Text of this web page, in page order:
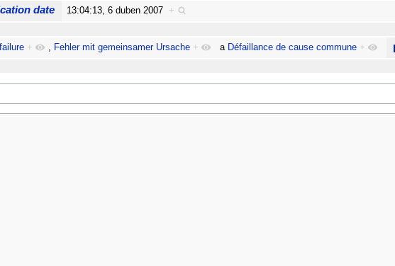
date 13:04:13, 6 duben 2007 +
+ , Fehler mit gemeinsamer Ursache + a Défaillance de cause commune +